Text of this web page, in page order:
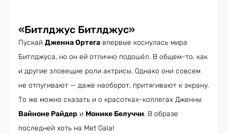
«Битлджус Битлджус»
Пускай Дженна Ортега впервые коснулась мира
Битлджуса, но он ей отлично подошёл. В общем-то, как
и другие зловещие роли актрисы. Однако они совсем
не отпугивают — даже наоборот, притягивают к экрану.
То же можно сказать и о красотках-коллегах Дженны
Вайноне Райдер и Монике Белуччи. В образе
последней хоть на Met Gala!